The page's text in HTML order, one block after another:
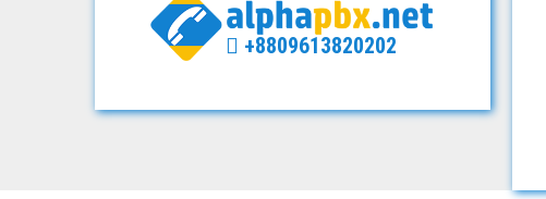
+8809613820202